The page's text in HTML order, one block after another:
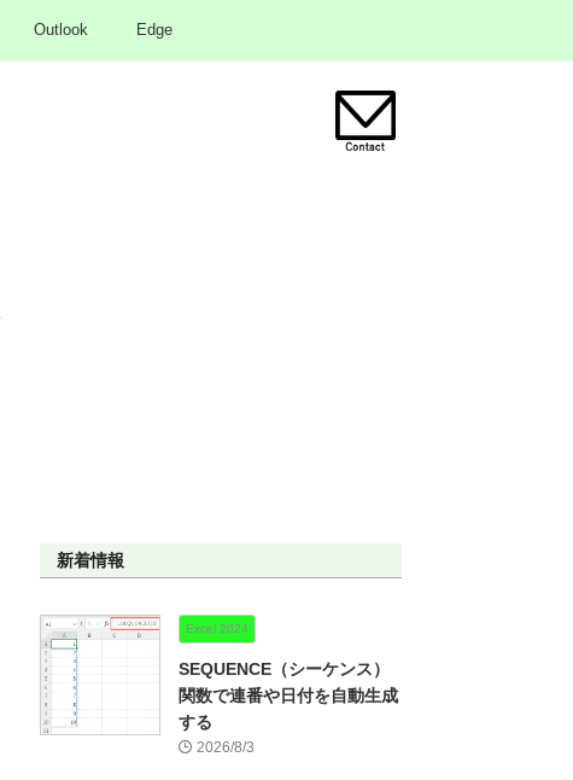
Outlook Edge
新着情報
Excel 2024
SEQUENCE（シーケンス）
関数で連番や日付を自動生成
する
2026/8/3